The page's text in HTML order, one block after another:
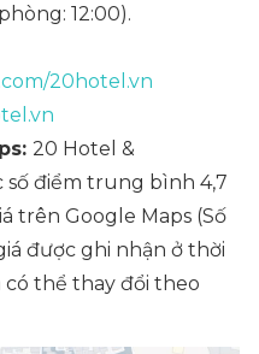
12:00).
20hotel.vn
20 Hotel &
điểm trung bình 4,7
trên Google Maps (Số
được ghi nhận ở thời
có thể thay đổi theo